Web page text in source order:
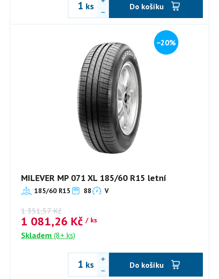
ks Do košíku
−20%
MILEVER MP 071 XL 185/60 R15 letní
185/60 R15 88 V
1 351,57 Kč
1 081,26 Kč / ks
Skladem (8+ ks)
ks Do košíku